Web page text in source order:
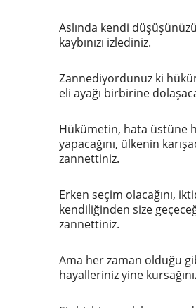
Aslında kendi
kaybınızı izlediniz.
Zannediyordunuz ki
eli ayağı birbirine
Hükümetin, hata üstüne
yapacağını, ülkenin
zannettiniz.
Erken seçim olacağını,
kendiliğinden size
zannettiniz.
Ama her zaman olduğu
hayalleriniz yine